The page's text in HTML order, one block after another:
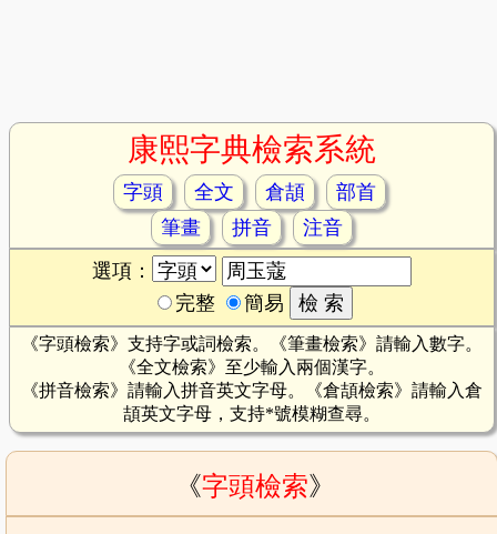
康熙字典檢索系統
字頭 全文 倉頡
部首
筆畫
拼音
注音
選項：
完整
簡易
《字頭檢索》支持字或詞檢索。《筆畫檢索》請輸入數字。
《全文檢索》至少輸入兩個漢字。
《拼音檢索》請輸入拼音英文字母。《倉頡檢索》請輸入倉
頡英文字母，支持*號模糊查尋。
《字頭檢索》